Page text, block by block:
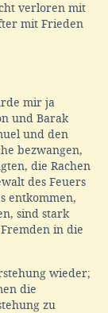
verloren mit
mit Frieden
mir ja
und Barak
und den
bezwangen,
die Rachen
des Feuers
entkommen,
sind stark
in die
wieder;
die
zu